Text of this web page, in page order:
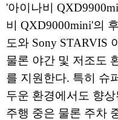
'아이나비
비 QXD9000mini'의
도와 Sony STARVIS
물론 야간 및 저조도
를 지원한다. 특히 슈
두운 환경에서도 향
주행 중은 물론 주차